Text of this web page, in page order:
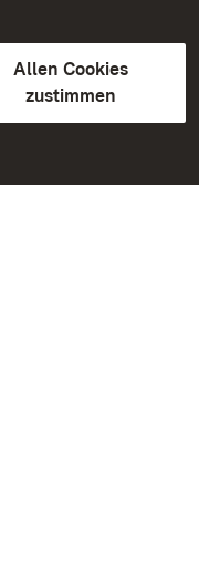
Allen Cookies
zustimmen